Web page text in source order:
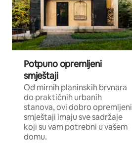
Potpuno opremljeni
smještaji
Od mirnih planinskih brvnara
do praktičnih urbanih
stanova, ovi dobro opremljeni
smještaji imaju sve sadržaje
koji su vam potrebni u vašem
domu.